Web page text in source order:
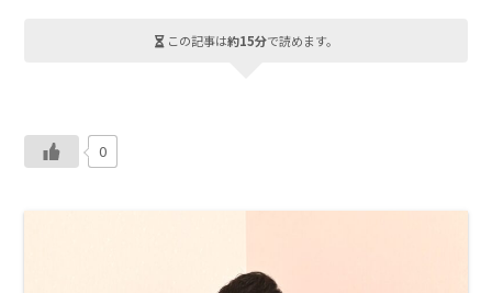
この記事は約15分で読めます。
0